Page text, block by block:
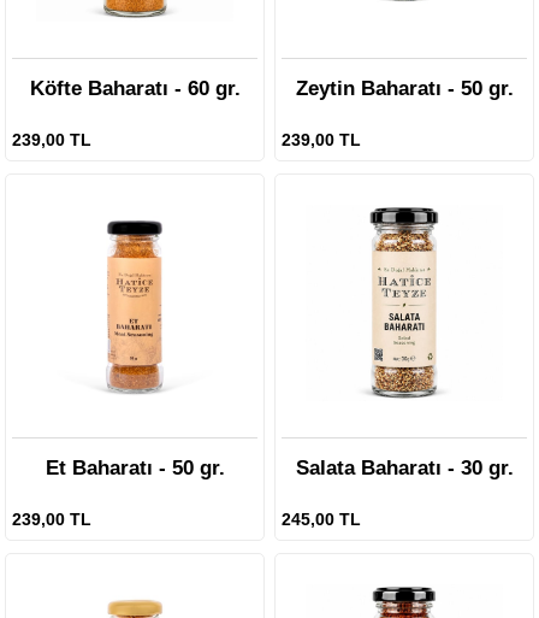
Köfte Baharatı - 60 gr.
239,00 TL
Zeytin Baharatı - 50 gr.
239,00 TL
Et Baharatı - 50 gr.
239,00 TL
Salata Baharatı - 30 gr.
245,00 TL